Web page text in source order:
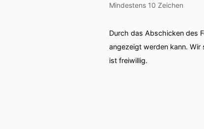
Mindestens 10 Zeichen
Durch das Abschicken des
angezeigt werden kann. Wir
ist freiwillig.